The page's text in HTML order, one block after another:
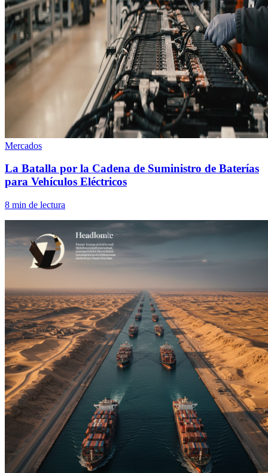
Mercados
La Batalla por la Cadena de Suministro de Baterías
para Vehículos Eléctricos
8 min de lectura